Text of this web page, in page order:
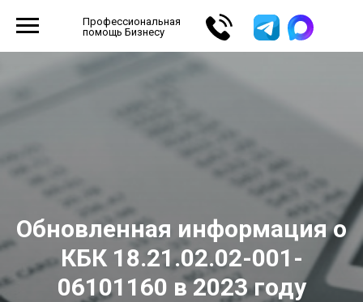
Профессиональная
помощь Бизнесу
Обновленная информация о
КБК 18.21.02.02-001-
06101160 в 2023 году